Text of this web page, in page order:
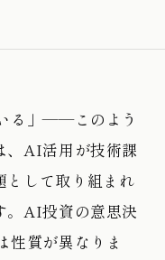
る」——このよう
、AI活用が技術課
として取り組まれ
。AI投資の意思決
性質が異なりま